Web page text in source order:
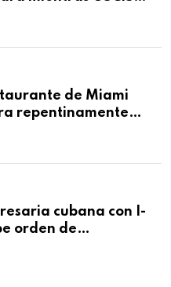
de Miami
repentinamente
cubana con I-
orden de